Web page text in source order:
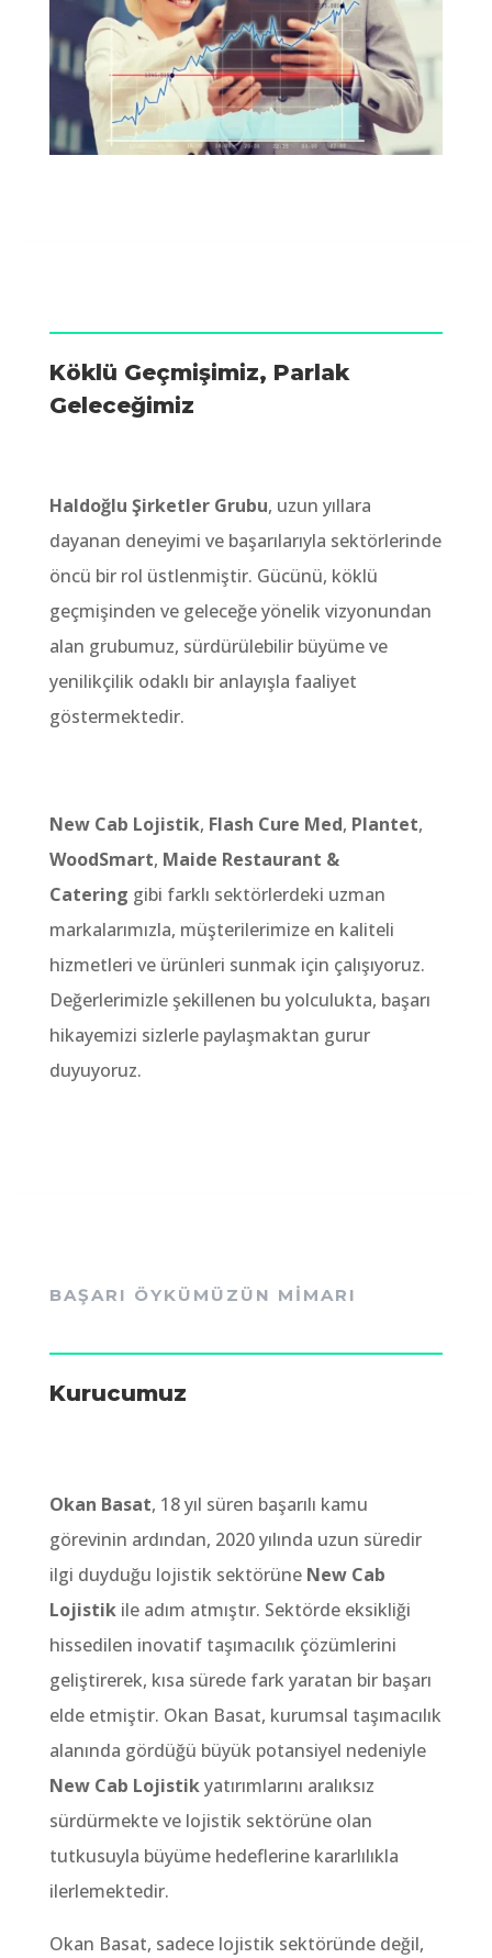
Köklü Geçmişimiz, Parlak
Geleceğimiz
Haldoğlu Şirketler Grubu, uzun yıllara
dayanan deneyimi ve başarılarıyla sektörlerinde
öncü bir rol üstlenmiştir. Gücünü, köklü
geçmişinden ve geleceğe yönelik vizyonundan
alan grubumuz, sürdürülebilir büyüme ve
yenilikçilik odaklı bir anlayışla faaliyet
göstermektedir.
New Cab Lojistik, Flash Cure Med, Plantet,
WoodSmart, Maide Restaurant &
Catering gibi farklı sektörlerdeki uzman
markalarımızla, müşterilerimize en kaliteli
hizmetleri ve ürünleri sunmak için çalışıyoruz.
Değerlerimizle şekillenen bu yolculukta, başarı
hikayemizi sizlerle paylaşmaktan gurur
duyuyoruz.
BAŞARI ÖYKÜMÜZÜN MİMARI
Kurucumuz
Okan Basat, 18 yıl süren başarılı kamu
görevinin ardından, 2020 yılında uzun süredir
ilgi duyduğu lojistik sektörüne New Cab
Lojistikile adım atmıştır. Sektörde eksikliği
hissedilen inovatif taşımacılık çözümlerini
geliştirerek, kısa sürede fark yaratan bir başarı
elde etmiştir. Okan Basat, kurumsal taşımacılık
alanında gördüğü büyük potansiyel nedeniyle
New Cab Lojistikyatırımlarını aralıksız
sürdürmekte ve lojistik sektörüne olan
tutkusuyla büyüme hedeflerine kararlılıkla
ilerlemektedir.
Okan Basat, sadece lojistik sektöründe değil,